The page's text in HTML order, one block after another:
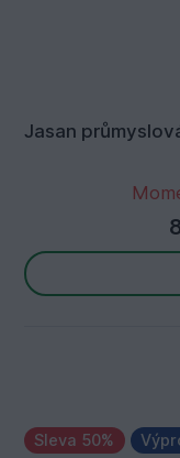
Jasan
Sleva 50%